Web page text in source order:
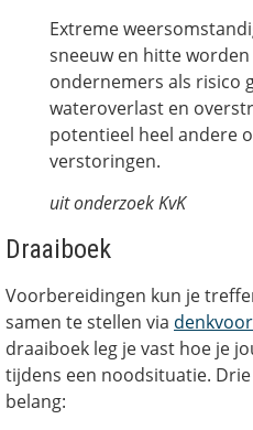
Extreme
sneeuw en hitte
ondernemers als risico
wateroverlast en
potentieel heel andere
verstoringen.
uit onderzoek KvK
Draaiboek
Voorbereidingen kun je
samen te stellen via
draaiboek leg je vast hoe je
tijdens een noodsituatie. Drie
belang: